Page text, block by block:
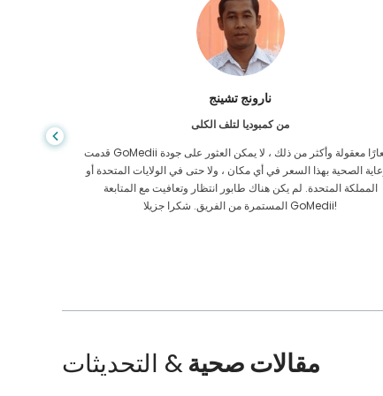
شاندها داس
من بنغلاديش لأمراض الجهاز الهضمي
لقد شكرت ابني وفريق GoMedii الرائع الذي ساعدني في رحلتي من
بنغلاديش إلى الهند لتلقي العلاج. لقد اتخذنا الخيار الصحيح في اختيار
GoMedii. حتى بعد العلاج يحتفظون بعلاقة قوية معنا
مقالات صحية& التحديثات